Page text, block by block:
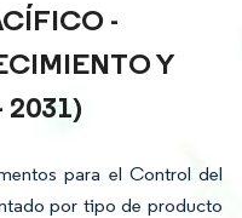
-
Y
2031)
para el Control del
por tipo de producto